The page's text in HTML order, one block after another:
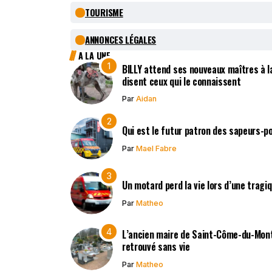
TOURISME
ANNONCES LÉGALES
A LA UNE
BILLY attend ses nouveaux maîtres à
disent ceux qui le connaissent
Par Aidan
Qui est le futur patron des sapeurs-
Par Mael Fabre
Un motard perd la vie lors d’une
Par Matheo
L’ancien maire de Saint-Côme-du-
retrouvé sans vie
Par Matheo